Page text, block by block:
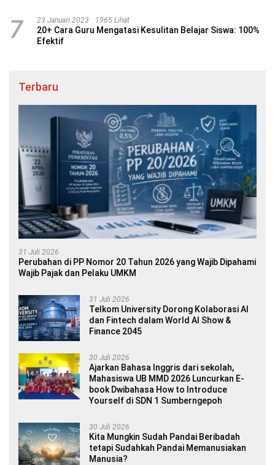
7 23 Januari 2023 1965 Lihat
20+ Cara Guru Mengatasi Kesulitan Belajar Siswa: 100%
Efektif
Terbaru
31 Juli 2026
Perubahan di PP Nomor 20 Tahun 2026 yang Wajib Dipahami
Wajib Pajak dan Pelaku UMKM
31 Juli 2026
Telkom University Dorong Kolaborasi AI
dan Fintech dalam World AI Show &
Finance 2045
30 Juli 2026
Ajarkan Bahasa Inggris dari sekolah,
Mahasiswa UB MMD 2026 Luncurkan E-
book Dwibahasa How to Introduce
Yourself di SDN 1 Sumberngepoh
30 Juli 2026
Kita Mungkin Sudah Pandai Beribadah
tetapi Sudahkah Pandai Memanusiakan
Manusia?